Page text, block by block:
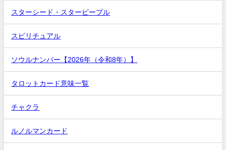
スターシード・スターピープル
スピリチュアル
ソウルナンバー【2026年（令和8年）】
タロットカード意味一覧
チャクラ
ルノルマンカード